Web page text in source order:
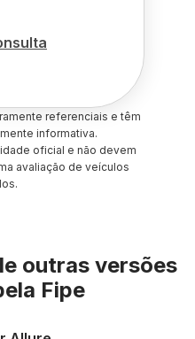
referenciais e têm
informativa.
oficial e não devem
avaliação de veículos
outras versões
Fipe